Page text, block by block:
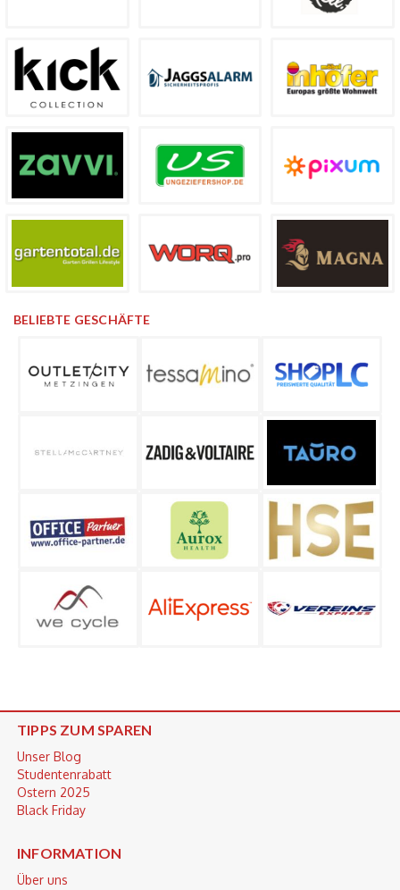
BELIEBTE GESCHÄFTE
TIPPS ZUM SPAREN
Unser Blog
Studentenrabatt
Ostern 2025
Black Friday
INFORMATION
Über uns